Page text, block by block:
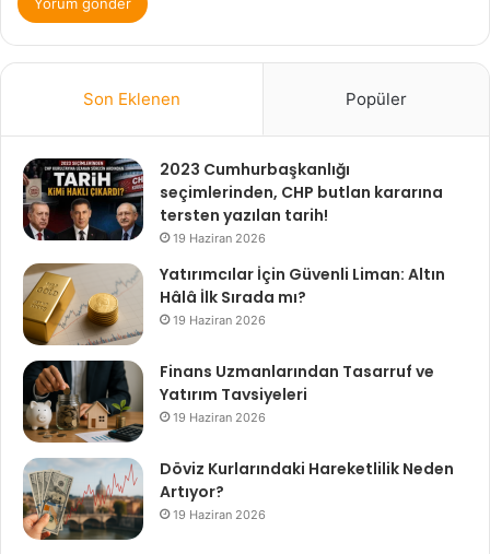
Son Eklenen Popüler
2023 Cumhurbaşkanlığı
seçimlerinden, CHP butlan kararına
tersten yazılan tarih!
19 Haziran 2026
Yatırımcılar İçin Güvenli Liman: Altın
Hâlâ İlk Sırada mı?
19 Haziran 2026
Finans Uzmanlarından Tasarruf ve
Yatırım Tavsiyeleri
19 Haziran 2026
Döviz Kurlarındaki Hareketlilik Neden
Artıyor?
19 Haziran 2026